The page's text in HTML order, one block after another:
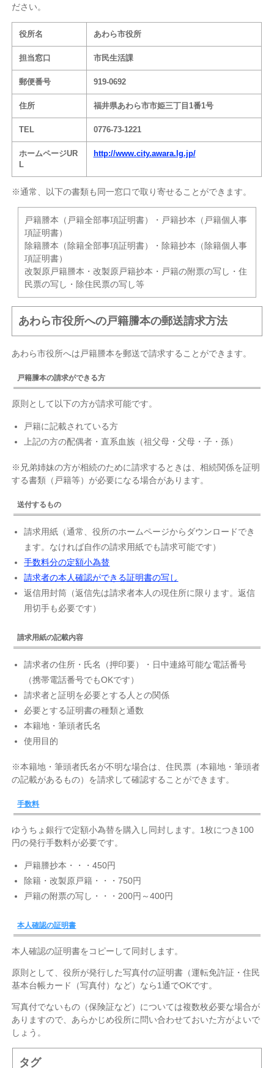
ださい。
役所名 あわら市役所
担当窓口 市民生活課
郵便番号 919-0692
住所 福井県あわら市市姫三丁目1番1号
TEL 0776-73-1221
ホームページUR
L
http://www.city.awara.lg.jp/
※通常、以下の書類も同一窓口で取り寄せることができます。
戸籍謄本（戸籍全部事項証明書）・戸籍抄本（戸籍個人事
項証明書）
除籍謄本（除籍全部事項証明書）・除籍抄本（除籍個人事
項証明書）
改製原戸籍謄本・改製原戸籍抄本・戸籍の附票の写し・住
民票の写し・除住民票の写し等
あわら市役所への戸籍謄本の郵送請求方法
あわら市役所へは戸籍謄本を郵送で請求することができます。
戸籍謄本の請求ができる方
原則として以下の方が請求可能です。
戸籍に記載されている方
上記の方の配偶者・直系血族（祖父母・父母・子・孫）
※兄弟姉妹の方が相続のために請求するときは、相続関係を証明
する書類（戸籍等）が必要になる場合があります。
送付するもの
請求用紙（通常、役所のホームページからダウンロードでき
ます。なければ自作の請求用紙でも請求可能です）
手数料分の定額小為替
請求者の本人確認ができる証明書の写し
返信用封筒（返信先は請求者本人の現住所に限ります。返信
用切手も必要です）
請求用紙の記載内容
請求者の住所・氏名（押印要）・日中連絡可能な電話番号
（携帯電話番号でもOKです）
請求者と証明を必要とする人との関係
必要とする証明書の種類と通数
本籍地・筆頭者氏名
使用目的
※本籍地・筆頭者氏名が不明な場合は、住民票（本籍地・筆頭者
の記載があるもの）を請求して確認することができます。
手数料
ゆうちょ銀行で定額小為替を購入し同封します。1枚につき100
円の発行手数料が必要です。
戸籍謄抄本・・・450円
除籍・改製原戸籍・・・750円
戸籍の附票の写し・・・200円～400円
本人確認の証明書
本人確認の証明書をコピーして同封します。
原則として、役所が発行した写真付の証明書（運転免許証・住民
基本台帳カード（写真付）など）なら1通でOKです。
写真付でないもの（保険証など）については複数枚必要な場合が
ありますので、あらかじめ役所に問い合わせておいた方がよいで
しょう。
タグ